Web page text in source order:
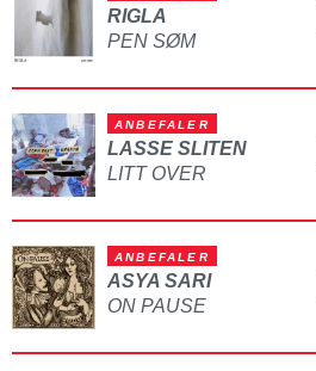
RIGLA
PEN SØM
ANBEFALER
LASSE SLITEN
LITT OVER
ANBEFALER
ASYA SARI
ON PAUSE